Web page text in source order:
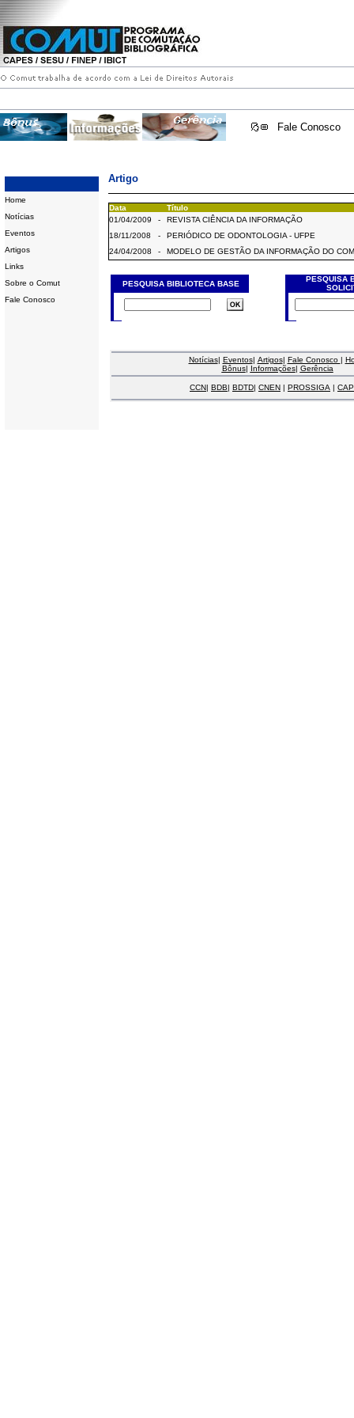
Fale Conosco
Home
Notícias
Eventos
Artigos
Links
Sobre o Comut
Fale Conosco
Artigo
Data
Título
01/04/2009
-
REVISTA CIÊNCIA DA INFORMAÇÃO
18/11/2008
-
PERIÓDICO DE ODONTOLOGIA - UFPE
24/04/2008
- MODELO DE GESTÃO DA INFORMAÇÃO DO
PESQUISA BIBLIOTECA BASE
PESQUISA
Notícias| Eventos| Artigos| Fale Conosco |
Bônus| Informações| Gerência
CCN| BDB| BDTD| CNEN | PROSSIGA |